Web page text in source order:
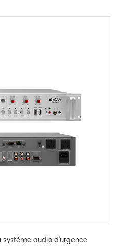
système audio d'urgence